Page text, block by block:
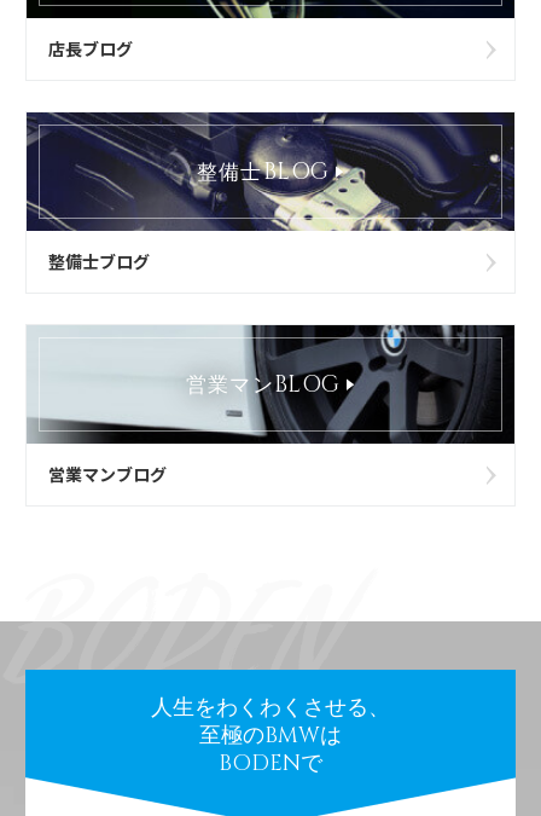
店長ブログ
整備士BLOG
整備士ブログ
営業マンBLOG
営業マンブログ
人生をわくわくさせる、
至極のBMWは
BODENで